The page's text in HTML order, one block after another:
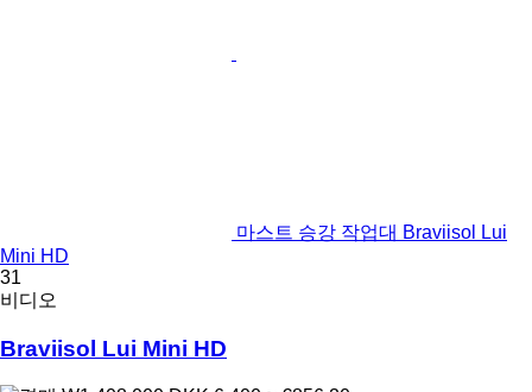
마스트 승강 작업대 Braviisol Lui
Mini HD
31
비디오
Braviisol Lui Mini HD